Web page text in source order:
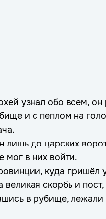
узнал обо всем,
и с пеплом на
лишь до царских
мог в них войти.
куда пришёл
великая скорбь и
в рубище, лежали